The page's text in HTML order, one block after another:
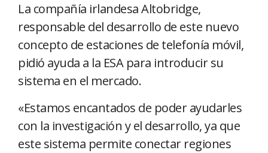
La compañía irlandesa Altobridge,
responsable del desarrollo de este nuevo
concepto de estaciones de telefonía móvil,
pidió ayuda a la ESA para introducir su
sistema en el mercado.
«Estamos encantados de poder ayudarles
con la investigación y el desarrollo, ya que
este sistema permite conectar regiones